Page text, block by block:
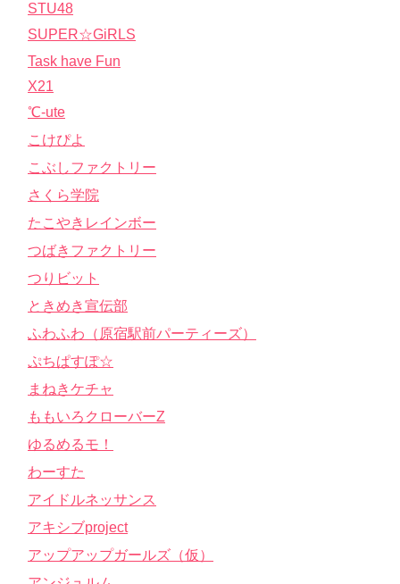
STU48
SUPER☆GiRLS
Task have Fun
X21
℃-ute
こけぴよ
こぶしファクトリー
さくら学院
たこやきレインボー
つばきファクトリー
つりビット
ときめき宣伝部
ふわふわ（原宿駅前パーティーズ）
ぷちぱすぽ☆
まねきケチャ
ももいろクローバーZ
ゆるめるモ！
わーすた
アイドルネッサンス
アキシブproject
アップアップガールズ（仮）